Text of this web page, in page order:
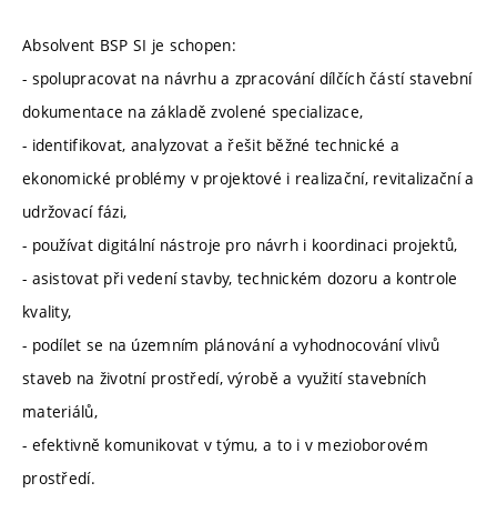
Absolvent BSP SI je schopen:
- spolupracovat na návrhu a zpracování dílčích částí stavební
dokumentace na základě zvolené specializace,
- identifikovat, analyzovat a řešit běžné technické a
ekonomické problémy v projektové i realizační, revitalizační a
udržovací fázi,
- používat digitální nástroje pro návrh i koordinaci projektů,
- asistovat při vedení stavby, technickém dozoru a kontrole
kvality,
- podílet se na územním plánování a vyhodnocování vlivů
staveb na životní prostředí, výrobě a využití stavebních
materiálů,
- efektivně komunikovat v týmu, a to i v mezioborovém
prostředí.